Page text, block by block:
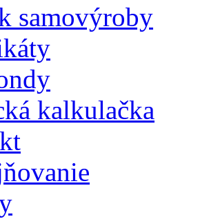
samovýroby
kalkulačka